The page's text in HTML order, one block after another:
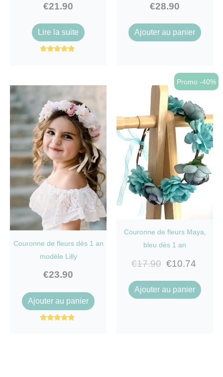
€21.90
Lire la suite
€28.90
Ajouter au panier
Couronne de fleurs dès 1 an
modèle Lilly
€23.90
Ajouter au panier
Promo -40%
Couronne de fleurs Maya,
bleu dès 1 an
€17.90 €10.74
Ajouter au panier